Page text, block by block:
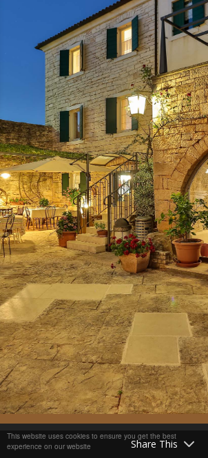
This website uses cookies to ensure you get the best
experience on our website
Share This